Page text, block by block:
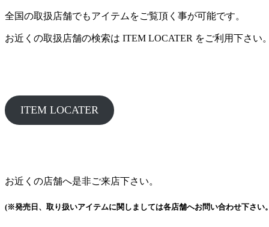
全国の取扱店舗でもアイテムをご覧頂く事が可能です。
お近くの取扱店舗の検索は ITEM LOCATER をご利用下さい。
ITEM LOCATER
お近くの店舗へ是非ご来店下さい。
(※発売日、取り扱いアイテムに関しましては各店舗へお問い合わせ下さい